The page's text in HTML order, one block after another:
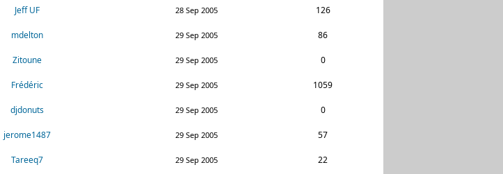
Jeff UF 28 Sep 2005 126
mdelton 29 Sep 2005 86
Zitoune 29 Sep 2005 0
Frédéric 29 Sep 2005 1059
djdonuts 29 Sep 2005 0
jerome1487 29 Sep 2005 57
Tareeq7 29 Sep 2005 22